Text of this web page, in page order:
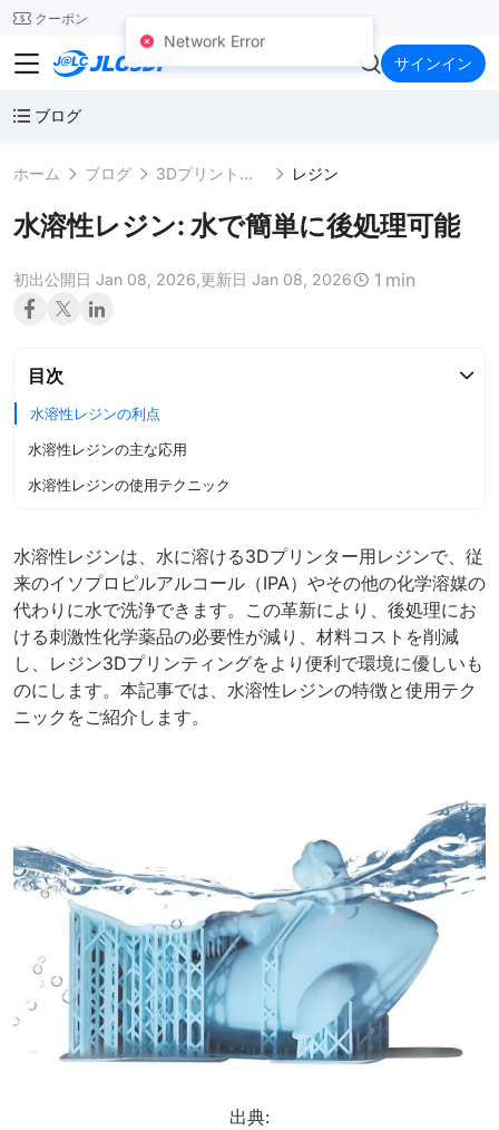
24SMT クーポン
JLC3DP サインイン
ブログ
ホーム ブログ 3Dプリント素材 レジン
水溶性レジン: 水で簡単に後処理可能
初出公開日 Jan 08, 2026, 更新日 Jan 08, 2026 1 min
目次
水溶性レジンの利点
水溶性レジンの主な応用
水溶性レジンの使用テクニック
水溶性レジンは、水に溶ける3Dプリンター用レジンで、従
来のイソプロピルアルコール（IPA）やその他の化学溶媒の
代わりに水で洗浄できます。この革新により、後処理にお
ける刺激性化学薬品の必要性が減り、材料コストを削減
し、レジン3Dプリンティングをより便利で環境に優しいも
のにします。本記事では、水溶性レジンの特徴と使用テク
ニックをご紹介します。
出典:
Network Error